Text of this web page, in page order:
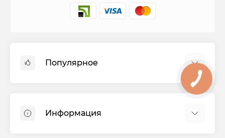
Популярное
Варочные панели
Информация